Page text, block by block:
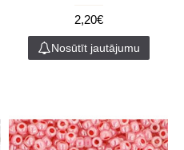
2,20€
Nosūtīt jautājumu